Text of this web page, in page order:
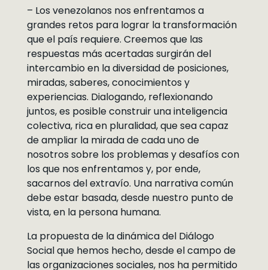
– Los venezolanos nos enfrentamos a
grandes retos para lograr la transformación
que el país requiere. Creemos que las
respuestas más acertadas surgirán del
intercambio en la diversidad de posiciones,
miradas, saberes, conocimientos y
experiencias. Dialogando, reflexionando
juntos, es posible construir una inteligencia
colectiva, rica en pluralidad, que sea capaz
de ampliar la mirada de cada uno de
nosotros sobre los problemas y desafíos con
los que nos enfrentamos y, por ende,
sacarnos del extravío. Una narrativa común
debe estar basada, desde nuestro punto de
vista, en la persona humana.
La propuesta de la dinámica del Diálogo
Social que hemos hecho, desde el campo de
las organizaciones sociales, nos ha permitido